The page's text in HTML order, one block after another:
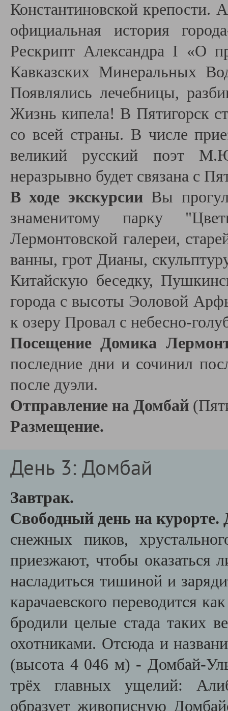
Константиновской крепости.
официальная история
Рескрипт Александра I «О
Кавказских Минеральных
Появлялись лечебницы,
Жизнь кипела! В Пятигорск
со всей страны. В числе
великий русский поэт
неразрывно будет связана с
В ходе экскурсииВы
знаменитому парку
Лермонтовской галереи,
ванны, грот Дианы,
Китайскую беседку,
города с высоты Эоловой
к озеру Провал с небесно-
Посещение Домика
последние дни и сочинил
после дуэли.
Отправление на Домбай
Размещение.
День 3: Домбай
Завтрак.
Свободный день на курорте.
снежных пиков,
приезжают, чтобы оказаться
насладиться тишиной и
карачаевского переводится
бродили целые стада таких
охотниками. Отсюда и
(высота 4 046 м) - Домбай-
трёх главных ущелий:
образует живописную